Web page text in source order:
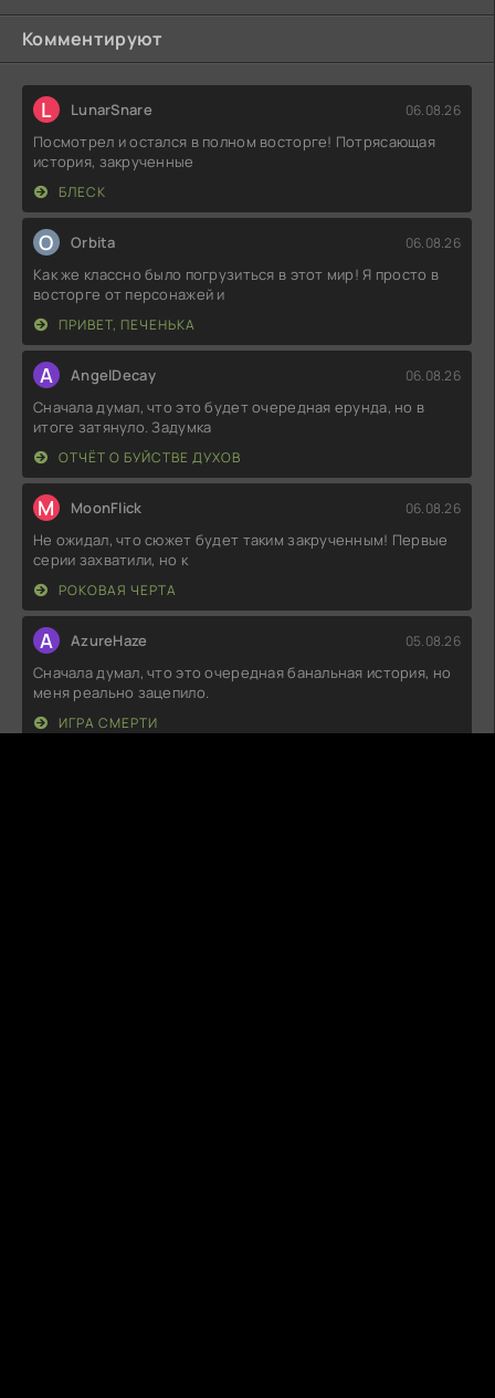
Комментируют
L LunarSnare 06.08.26
Посмотрел и остался в полном восторге! Потрясающая
история, закрученные
БЛЕСК
O Orbita 06.08.26
Как же классно было погрузиться в этот мир! Я просто в
восторге от персонажей и
ПРИВЕТ, ПЕЧЕНЬКА
A AngelDecay 06.08.26
Сначала думал, что это будет очередная ерунда, но в
итоге затянуло. Задумка
ОТЧЁТ О БУЙСТВЕ ДУХОВ
M MoonFlick 06.08.26
Не ожидал, что сюжет будет таким закрученным! Первые
серии захватили, но к
РОКОВАЯ ЧЕРТА
A AzureHaze 05.08.26
Сначала думал, что это очередная банальная история, но
меня реально зацепило.
ИГРА СМЕРТИ